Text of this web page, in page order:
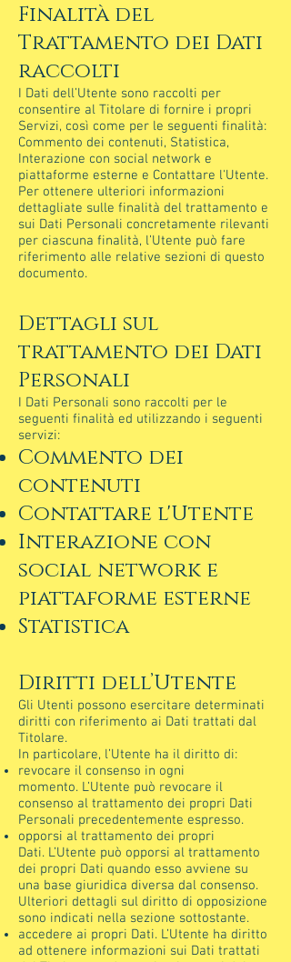
Finalità del
Trattamento dei Dati
raccolti
I Dati dell’Utente sono raccolti per
consentire al Titolare di fornire i propri
Servizi, così come per le seguenti finalità:
Commento dei contenuti, Statistica,
Interazione con social network e
piattaforme esterne e Contattare l'Utente.
Per ottenere ulteriori informazioni
dettagliate sulle finalità del trattamento e
sui Dati Personali concretamente rilevanti
per ciascuna finalità, l’Utente può fare
riferimento alle relative sezioni di questo
documento.
Dettagli sul
trattamento dei Dati
Personali
I Dati Personali sono raccolti per le
seguenti finalità ed utilizzando i seguenti
servizi:
Commento dei
contenuti
Contattare l'Utente
Interazione con
social network e
piattaforme esterne
Statistica
Diritti dell’Utente
Gli Utenti possono esercitare determinati
diritti con riferimento ai Dati trattati dal
Titolare.
In particolare, l’Utente ha il diritto di:
revocare il consenso in ogni
momento. L’Utente può revocare il
consenso al trattamento dei propri Dati
Personali precedentemente espresso.
opporsi al trattamento dei propri
Dati. L’Utente può opporsi al trattamento
dei propri Dati quando esso avviene su
una base giuridica diversa dal consenso.
Ulteriori dettagli sul diritto di opposizione
sono indicati nella sezione sottostante.
accedere ai propri Dati. L’Utente ha diritto
ad ottenere informazioni sui Dati trattati